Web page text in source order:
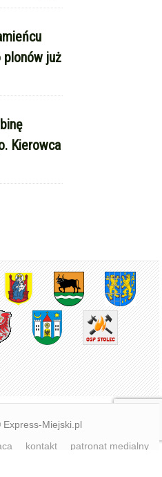
plonów już
Kierowca
Miejski.pl
kontakt
patronat medialny